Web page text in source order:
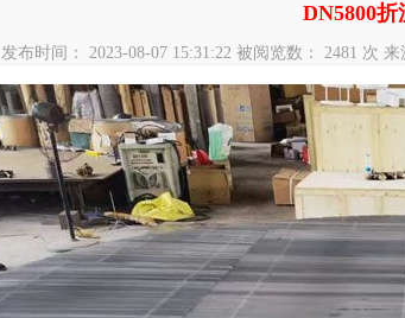
DN5800
发布时间： 2023-08-07 15:31:22 被阅览数： 2481 次